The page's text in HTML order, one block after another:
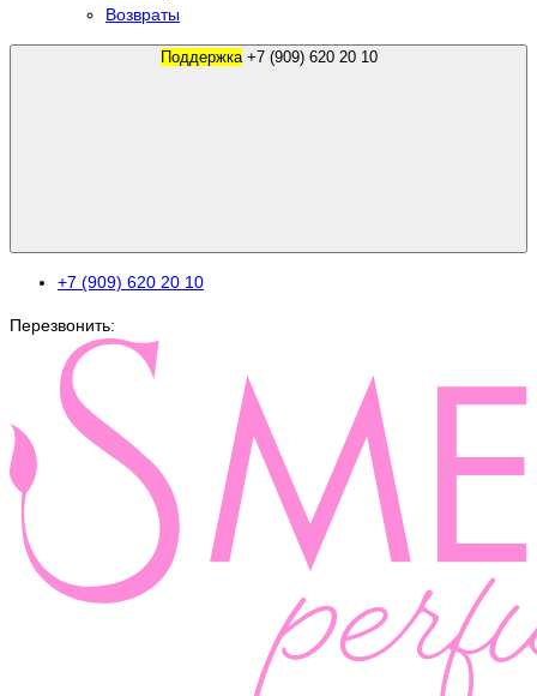
Возвраты
Поддержка +7 (909) 620 20 10
+7 (909) 620 20 10
Перезвонить: